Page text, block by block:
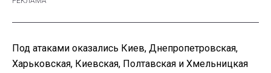
Под атаками оказались Киев, Днепропетровская,
Харьковская, Киевская, Полтавская и Хмельницкая